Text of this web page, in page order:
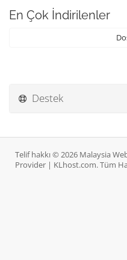
En Çok İndirilenler
Destek
Telif hakkı © 2026 Malaysia
Provider | KLhost.com. Tüm